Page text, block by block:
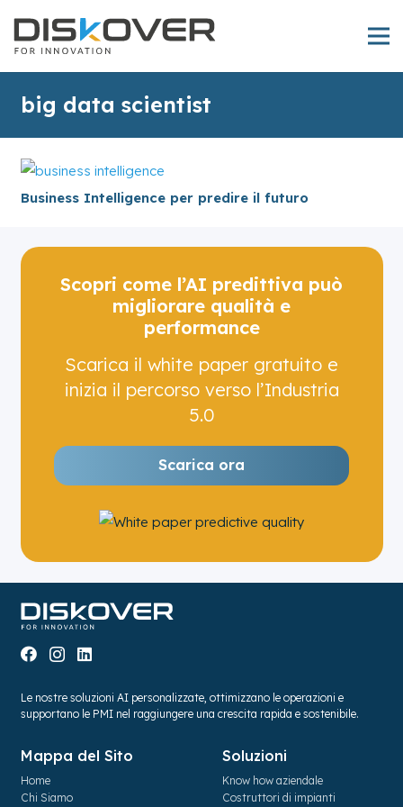
big data scientist
Business Intelligence per predire il futuro
Scopri come l’AI predittiva può
migliorare qualità e
performance
Scarica il white paper gratuito e
inizia il percorso verso l’Industria
5.0
Scarica ora
Le nostre soluzioni AI personalizzate, ottimizzano le operazioni e
supportano le PMI nel raggiungere una crescita rapida e sostenibile.
Mappa del Sito
Home
Chi Siamo
Soluzioni
Know how aziendale
Costruttori di impianti